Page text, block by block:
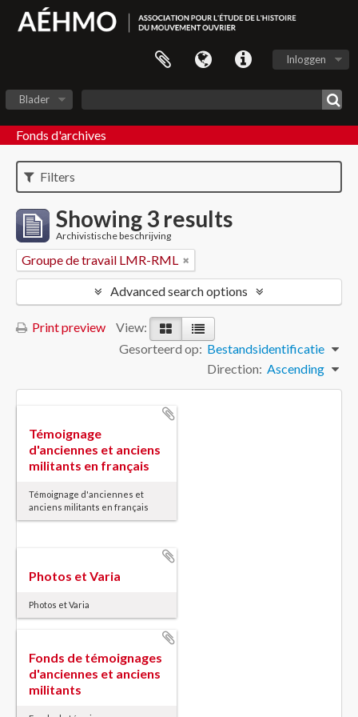
Inloggen
Blader
Fonds d'archives
Filters
Showing 3 results
Archivistische beschrijving
Groupe de travail LMR-RML
Advanced search options
Print preview
View:
Gesorteerd op: Bestandsidentificatie
Direction: Ascending
Témoignage
d'anciennes et anciens
militants en français
Témoignage d'anciennes et
anciens militants en français
Photos et Varia
Photos et Varia
Fonds de témoignages
d'anciennes et anciens
militants